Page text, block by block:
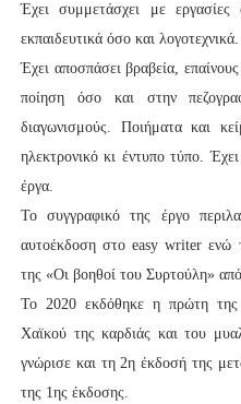
Έχει συμμετάσχει με
εκπαιδευτικά όσο και λογοτεχνικά.
Έχει αποσπάσει βραβεία,
ποίηση όσο και στην
διαγωνισμούς. Ποιήματα και
ηλεκτρονικό κι έντυπο τύπο.
έργα.
Το συγγραφικό της έργο
αυτοέκδοση στο easy writer ενώ
της «Οι βοηθοί του Συρτούλη»
Το 2020 εκδόθηκε η πρώτη
Χαϊκού της καρδιάς και του
γνώρισε και τη 2η έκδοσή της
της 1ης έκδοσης.